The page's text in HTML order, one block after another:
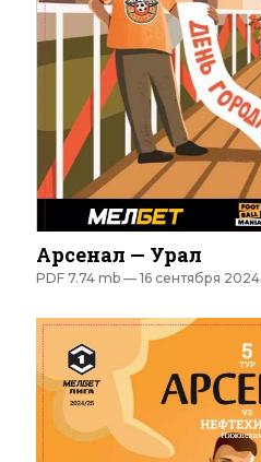
Арсенал — Урал
PDF 7.74 mb — 16 сентября 2024